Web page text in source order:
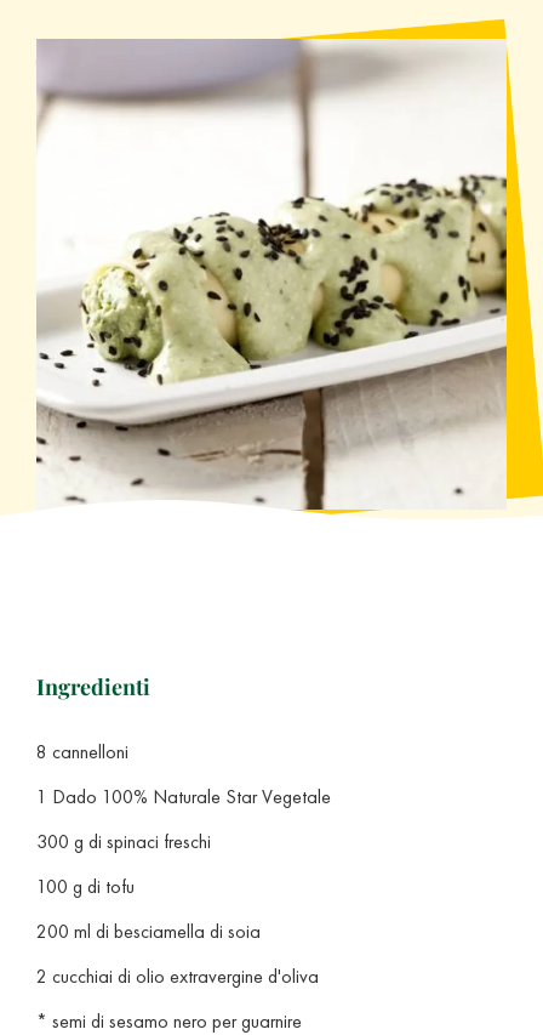
Ingredienti
8 cannelloni
1 Dado 100% Naturale Star Vegetale
300 g di spinaci freschi
100 g di tofu
200 ml di besciamella di soia
2 cucchiai di olio extravergine d'oliva
* semi di sesamo nero per guarnire